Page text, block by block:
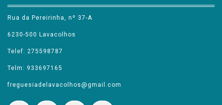
Rua da Pereirinha, nº 37-A
6230-500 Lavacolhos
Telef: 275598787
Telm: 933697165
freguesiadelavacolhos@gmail.com